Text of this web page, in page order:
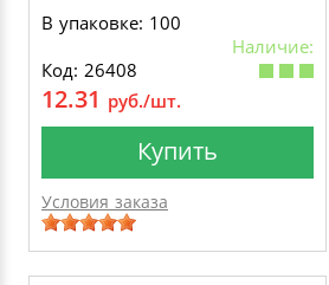
В упаковке: 100
Наличие:
Код: 26408
12.31 руб./шт.
Купить
Условия заказа